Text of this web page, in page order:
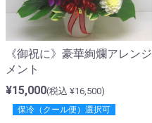
《御祝に》豪華絢爛アレンジ
メント
¥15,000(税込 ¥16,500)
保冷（クール便）選択可